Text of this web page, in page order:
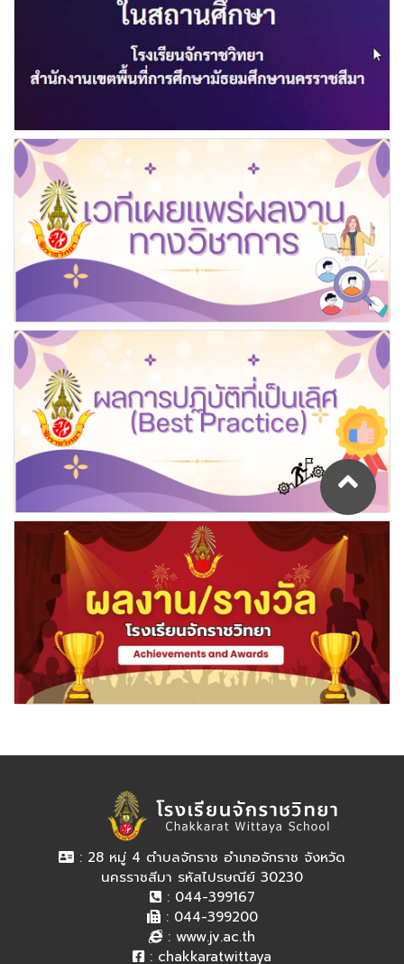
: 28 หมู่ 4 ตำบลจักราช อำเภอจักราช จังหวัด
นครราชสีมา รหัสไปรษณีย์ 30230
: 044-399167
: 044-399200
: www.jv.ac.th
: chakkaratwittaya